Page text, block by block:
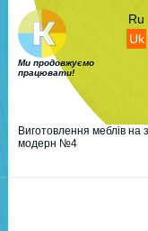
Ми продовжуємо
працювати!
Uk
Ru
Виготовлення меблів на
модерн №4